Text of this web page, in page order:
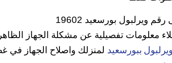
ويرلبول بورسعيد 19602
معلومات تفصيلية عن مشكلة الجهاز
ببورسعيد لمنزلك واصلاح الجهاز في غضون 60 الي